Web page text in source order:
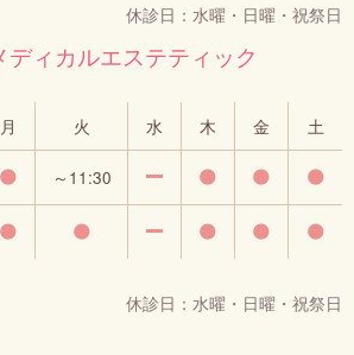
休診日：水曜・日曜・祝祭日
ディカルエステティック
月 火 水 木 金
土
～11:30
休診日：水曜・日曜・祝祭日